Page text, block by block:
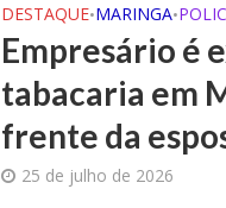
DESTAQUE•MARINGA•
Empresário é
tabacaria em
frente da
25 de julho de 2026